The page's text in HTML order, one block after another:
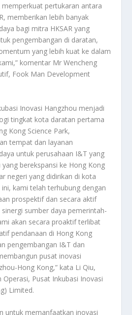
pertukaran antara
memberikan lebih banyak
bagi mitra HKSAR yang
pengembangan di daratan,
yang lebih kuat ke dalam
komentar Mr Wencheng
Fook Man Development
Inovasi Hangzhou menjadi
tingkat kota daratan pertama
Kong Science Park,
tempat dan layanan
untuk perusahaan I&T yang
berekspansi ke Hong Kong
negeri yang didirikan di kota
kami telah terhubung dengan
prospektif dan secara aktif
sumber daya pemerintah-
akan secara proaktif terlibat
pendanaan di Hong Kong
pengembangan I&T dan
pusat inovasi
Hong Kong,” kata Li Qiu,
Operasi, Pusat Inkubasi Inovasi
Limited.
untuk memanfaatkan inovasi